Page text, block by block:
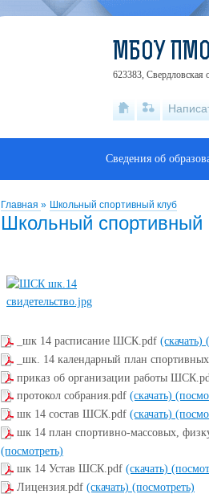
Главная » Школьный спортивный клуб
Школьный спортивный
_шк 14 расписание ШСК.pdf (скачать)
_шк. 14 календарный план
приказ об организации работы
протокол собрания.pdf (скачать)
шк 14 состав ШСК.pdf (скачать)
шк 14 план спортивно-массовых,
(посмотреть)
шк 14 Устав ШСК.pdf (скачать)
Лицензия.pdf (скачать) (посмотреть)
МБОУ
623383, Свердловская
Сведения об